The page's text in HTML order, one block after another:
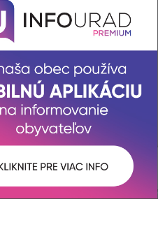
IČO: 00331538